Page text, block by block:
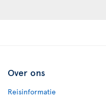
Over ons
Reisinformatie